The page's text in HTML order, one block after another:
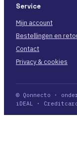
Service
Mijn account
Bestellingen en
Contact
Privacy & cookies
© Qonnecto ·
iDEAL ·